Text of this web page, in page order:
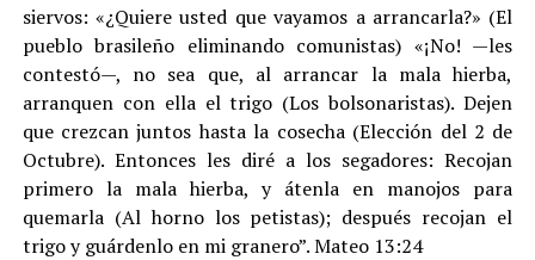
siervos: «¿Quiere usted que vayamos a arrancarla?» (El
pueblo brasileño eliminando comunistas) «¡No! —les
contestó—, no sea que, al arrancar la mala hierba,
arranquen con ella el trigo (Los bolsonaristas). Dejen
que crezcan juntos hasta la cosecha (Elección del 2 de
Octubre). Entonces les diré a los segadores: Recojan
primero la mala hierba, y átenla en manojos para
quemarla (Al horno los petistas); después recojan el
trigo y guárdenlo en mi granero”. Mateo 13:24